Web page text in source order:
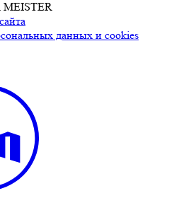
MEISTER
данных и cookies